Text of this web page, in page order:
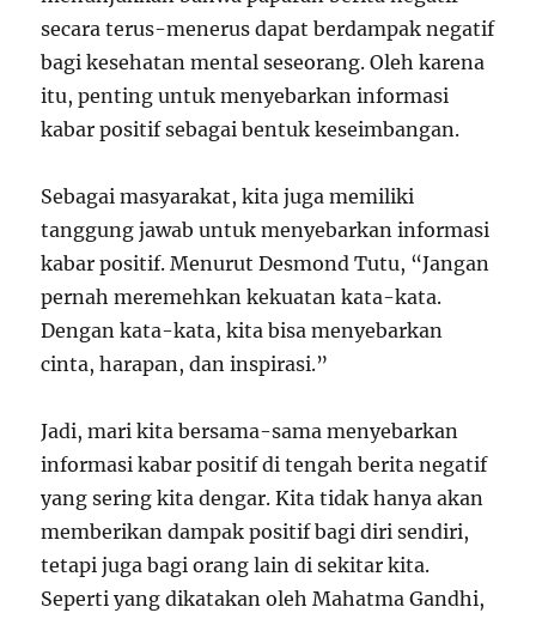
secara terus-menerus dapat berdampak negatif
bagi kesehatan mental seseorang. Oleh karena
itu, penting untuk menyebarkan informasi
kabar positif sebagai bentuk keseimbangan.
Sebagai masyarakat, kita juga memiliki
tanggung jawab untuk menyebarkan informasi
kabar positif. Menurut Desmond Tutu, “Jangan
pernah meremehkan kekuatan kata-kata.
Dengan kata-kata, kita bisa menyebarkan
cinta, harapan, dan inspirasi.”
Jadi, mari kita bersama-sama menyebarkan
informasi kabar positif di tengah berita negatif
yang sering kita dengar. Kita tidak hanya akan
memberikan dampak positif bagi diri sendiri,
tetapi juga bagi orang lain di sekitar kita.
Seperti yang dikatakan oleh Mahatma Gandhi,